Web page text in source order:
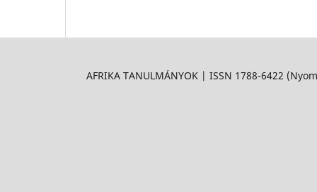
AFRIKA TANULMÁNYOK | ISSN 1788-6422